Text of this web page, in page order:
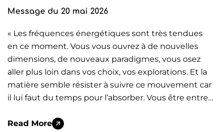
Message du 20 mai 2026
« Les fréquences énergétiques sont très tendues
en ce moment. Vous vous ouvrez à de nouvelles
dimensions, de nouveaux paradigmes, vous osez
aller plus loin dans vos choix, vos explorations. Et la
matière semble résister à suivre ce mouvement car
il lui faut du temps pour l’absorber. Vous être entre…
Read More